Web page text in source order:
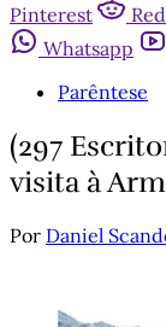
Pinterest
Whatsapp
Parêntese
(297
visita à
Por Daniel